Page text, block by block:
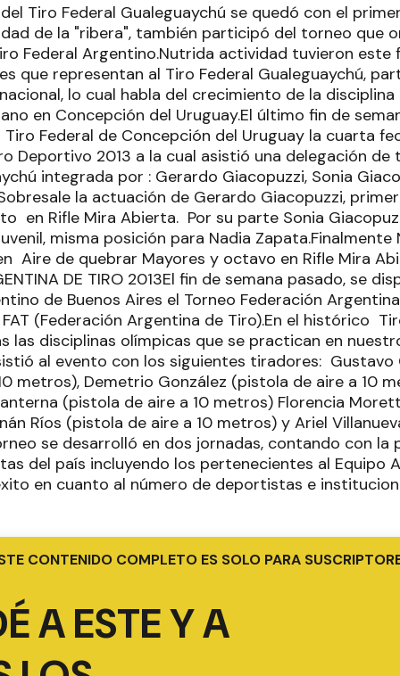
Tiro Federal Gualeguaychú se quedó con el
de la "ribera", también participó del torneo que
Federal Argentino.Nutrida actividad tuvieron este
que representan al Tiro Federal Gualeguaychú,
lo cual habla del crecimiento de la
en Concepción del Uruguay.El último fin de
Tiro Federal de Concepción del Uruguay la cuarta
Deportivo 2013 a la cual asistió una delegación de
integrada por : Gerardo Giacopuzzi, Sonia
la actuación de Gerardo Giacopuzzi,
en Rifle Mira Abierta. Por su parte Sonia
misma posición para Nadia
Aire de quebrar Mayores y octavo en Rifle Mira
DE TIRO 2013El fin de semana pasado, se
de Buenos Aires el Torneo Federación
(Federación Argentina de Tiro).En el histórico
las disciplinas olímpicas que se practican en
al evento con los siguientes tiradores:
metros), Demetrio González (pistola de aire a 10
(pistola de aire a 10 metros) Florencia
Ríos (pistola de aire a 10 metros) y Ariel
se desarrolló en dos jornadas, contando con la
del país incluyendo los pertenecientes al Equipo
en cuanto al número de deportistas e
CONTENIDO COMPLETO ES SOLO PARA
A ESTE Y A